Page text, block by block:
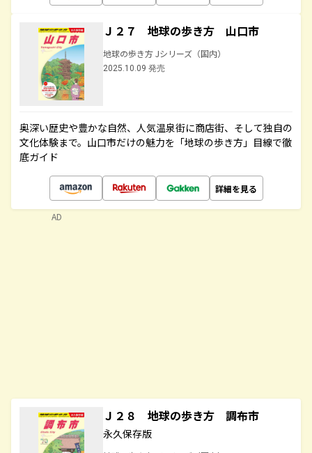
Ｊ２７ 地球の歩き方 山口市
地球の歩き方 Jシリーズ（国内）
2025.10.09 発売
奥深い歴史や豊かな自然、人気温泉街に商店街、そして独自の
文化体験まで。山口市だけの魅力を「地球の歩き方」目線で徹
底ガイド
詳細を見る
Ｊ２８ 地球の歩き方 調布市
永久保存版
AD